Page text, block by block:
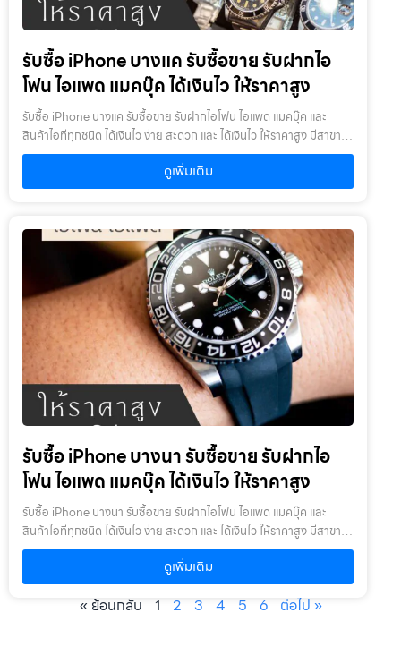
สินค้า : ผู้นำสินค้ามาจำนำ ต้องเป็นเจ้าของสินค้า โดยเราจะไม่รับจำนำ
ปี : หากเกินจะพิจารณาเป็นบางรายการ โดยสินค้าต้องอยู่ในสภาพดี ไม่
เคยเสียหรือเคยซ่อมมาก่อน
รับซื้อ iPhone บางแค รับซื้อขาย รับฝากไอ
โฟน ไอแพด แมคบุ๊ค ได้เงินไว ให้ราคาสูง
รับซื้อ iPhone บางแค รับซื้อขาย รับฝากไอโฟน ไอแพด แมคบุ๊ค และ
สินค้าไอทีทุกชนิด ได้เงินไว ง่าย สะดวก และ ได้เงินไว ให้ราคาสูง มีสาขา
ใกล้คุณรับซื้อ iPhone บางแค ให้บริการโดย รับซื้อขายไอโฟน.com
บริการรับซื้อขาย รับฝากสินค้าไอที และ ของมีค่าทุกชนิด ไม่ว่าจะเป็น ไอ
โฟน ไอแพด แมคบุ๊ค กล้องถ่ายรูป สินค้าแบรนด์เนม กระเป๋า นาฬิกา ทีวี
สาขาใกล้คุณเงื่อนไขการให้บริการ1. แจ้งความประสงค์ของท่าน : ว่า
ต้องการนำสินค้าชนิดใดมาจำนำ โดยแจ้งรุ่นสินค้า และ ประเมินราคาสินค้า
ในเบื้องต้น2. กำหนดสถานที่นัดพบ : โดยผู้จำนำต้องเตรียมเอกสาร สำเนา
บัตรประชาชน เซ็นรับรองสำเนา เพื่อยืนยันการเป็นเจ้าของสินค้า3. ตรวจ
สอบสภาพ ตีราคา และ รับเงินสดทันที : ระยะเวลาผ่อนชำระตั้งแต่ 60 วัน
ขึ้นไป และสูงสุด 60 เดือน อัตราดอกเบี้ยต่อปีไม่เกิน 15% ตามที่กฏหมาย
กำหนด เงิน 1,000 บาท จะมีค่าบริการ 5 บาท/วัน ท่านโอนเงินค่าบริการ
ทุก 20 วัน (นับจากวันที่จำนำสินค้า) อัตราดอกเบี้ยร้อยละ 15 ต่อปี โดย
อัตราดอกเบี้ยค่าปรับ ค่าบริการ และค่าธรรมเนียม ใดๆ เมื่อรวมกันแล้ว
สูงสุดไม่เกิน 28% ต่อปีเงื่อนไขการรับจำนำ1. ผู้จำนำ ต้องเป็นเจ้าของ
สินค้า : ผู้นำสินค้ามาจำนำ ต้องเป็นเจ้าของสินค้า โดยเราจะไม่รับจำนำ
ปี : หากเกินจะพิจารณาเป็นบางรายการ โดยสินค้าต้องอยู่ในสภาพดี ไม่
เคยเสียหรือเคยซ่อมมาก่อน
ดูเพิ่มเติม
รับซื้อ iPhone บางนา รับซื้อขาย รับฝากไอ
โฟน ไอแพด แมคบุ๊ค ได้เงินไว ให้ราคาสูง
รับซื้อ iPhone บางนา รับซื้อขาย รับฝากไอโฟน ไอแพด แมคบุ๊ค และ
สินค้าไอทีทุกชนิด ได้เงินไว ง่าย สะดวก และ ได้เงินไว ให้ราคาสูง มีสาขา
ใกล้คุณรับซื้อ iPhone บางนา ให้บริการโดย รับซื้อขายไอโฟน.com
บริการรับซื้อขาย รับฝากสินค้าไอที และ ของมีค่าทุกชนิด ไม่ว่าจะเป็น ไอ
โฟน ไอแพด แมคบุ๊ค กล้องถ่ายรูป สินค้าแบรนด์เนม กระเป๋า นาฬิกา ทีวี
จักรยาน เครื่องประดับ ได้เงินไว ง่าย สะดวก และ ได้เงินไว ให้ราคาสูง มี
ดูเพิ่มเติม
« ย้อนกลับ 1 2 3 4 5 6 ต่อไป »